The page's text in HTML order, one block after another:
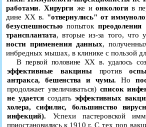
работами. Хирурги же ионкологив
дине XX в. "отвернулись" от
безуспешностьюпопыток
трансплантата, вторые из-за того, что
ности применения данных,
инбредных мышах, в клинике с пользой
В первой половине XX в. удалось
эффективные вакцины против
антракса, бешенства и чумы. Но
продолжает увеличиваться) список
не удается создатьэффективных
холера, сифилис, большинство
инфекций). Успе­хи пастеровской
приостановились к 1910 г. С тех пор